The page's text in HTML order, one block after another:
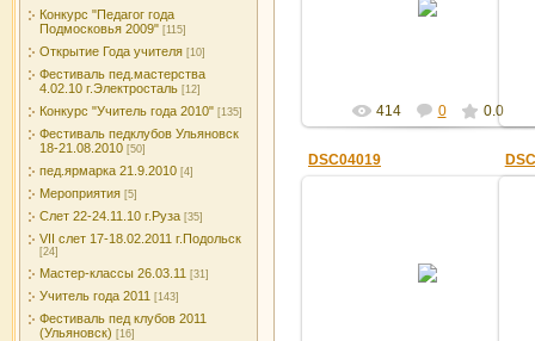
Конкурс "Педагог года
Подмосковья 2009" [115]
Открытие Года учителя [10]
Фестиваль пед.мастерства
4.02.10 г.Электросталь [12]
Конкурс "Учитель года 2010" [135]
Фестиваль педклубов Ульяновск
18-21.08.2010 [50]
пед.ярмарка 21.9.2010 [4]
Мероприятия [5]
Слет 22-24.11.10 г.Руза [35]
VII слет 17-18.02.2011 г.Подольск
[24]
Мастер-классы 26.03.11 [31]
Учитель года 2011 [143]
Фестиваль пед клубов 2011
(Ульяновск) [16]
414 0 0.0
DSC04019